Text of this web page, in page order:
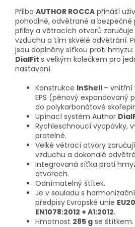
Přilba AUTHOR ROCCA přináší
pohodlné, odvětrané a bezpečné
přilby a větracích otvorů
vzduchu a tím skvělé odvětrání.
jsou doplněny síťkou proti
DialFit s velkým kolečkem pro
nastavení.
Konstrukce InShell – vnitřní
EPS (pěnový expandovaný
do polykarbonátové
Upínací systém Author
Rychleschnoucí vycpávky,
pratelné.
Velké větrací otvory
vzduchu a dokonalé
Integrovaná síťka proti
otvorech.
Odnímatelný štítek.
Je v souladu s
předpisy Evropské unie
EN1078:2012 + A1:2012.
Hmotnost 285 g se štítkem.